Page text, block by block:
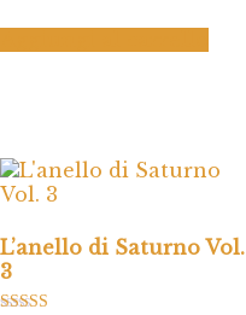
L’anello di Saturno Vol.
3